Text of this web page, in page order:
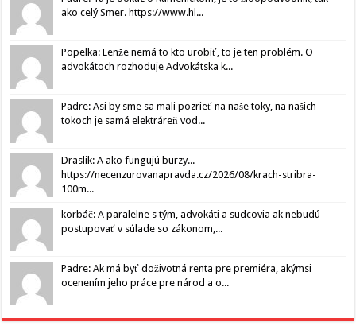
ako celý Smer. https://www.hl...
Popelka: Lenže nemá to kto urobiť, to je ten problém. O
advokátoch rozhoduje Advokátska k...
Padre: Asi by sme sa mali pozrieť na naše toky, na našich
tokoch je samá elektráreň vod...
Draslik: A ako fungujú burzy...
https://necenzurovanapravda.cz/2026/08/krach-stribra-
100m...
korbáč: A paralelne s tým, advokáti a sudcovia ak nebudú
postupovať v súlade so zákonom,...
Padre: Ak má byť doživotná renta pre premiéra, akýmsi
ocenením jeho práce pre národ a o...